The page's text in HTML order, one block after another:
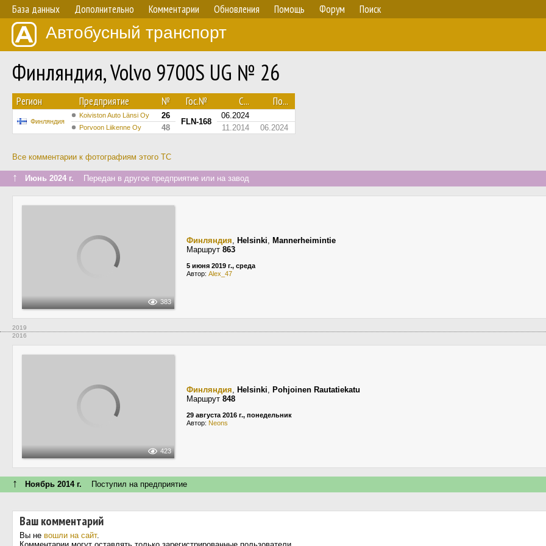
База данных Дополнительно Комментарии Обновления Помощь Форум Поиск
Автобусный транспорт
Финляндия, Volvo 9700S UG № 26
Регион Предприятие № Гос.№ С... По...
Финляндия
Koiviston Auto Länsi Oy 26
FLN-168
06.2024
Porvoon Liikenne Oy 48 11.2014 06.2024
Все комментарии к фотографиям этого ТС
↑ Июнь 2024 г. Передан в другое предприятие или на завод
383
Финляндия, Helsinki, Mannerheimintie
Маршрут 863
5 июня 2019 г., среда
Автор: Alex_47
2019
2016
423
Финляндия, Helsinki, Pohjoinen Rautatiekatu
Маршрут 848
29 августа 2016 г., понедельник
Автор: Neons
↑ Ноябрь 2014 г. Поступил на предприятие
Ваш комментарий
Вы не вошли на сайт.